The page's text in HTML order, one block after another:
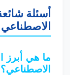
أسئلة
الاصطناعي
ما هي أبرز
الاصطناعي؟